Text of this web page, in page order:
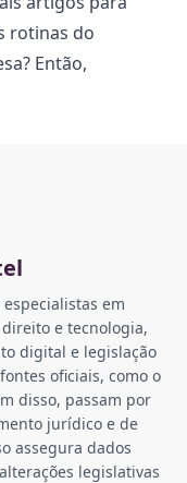
rotinas do
Então,
em
e tecnologia,
digital e legislação
oficiais, como o
disso, passam por
jurídico e de
assegura dados
legislativas